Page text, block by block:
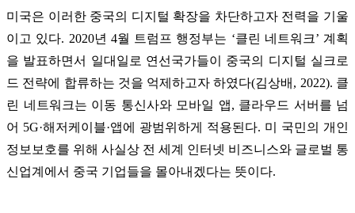
미국은 이러한 중국의 디지털 확장을 차단하고자 전력을 기울
이고 있다. 2020년 4월 트럼프 행정부는 ‘클린 네트워크’ 계획
을 발표하면서 일대일로 연선국가들이 중국의 디지털 실크로
드 전략에 합류하는 것을 억제하고자 하였다(김상배, 2022). 클
린 네트워크는 이동 통신사와 모바일 앱, 클라우드 서버를 넘
어 5G·해저케이블·앱에 광범위하게 적용된다. 미 국민의 개인
정보보호를 위해 사실상 전 세계 인터넷 비즈니스와 글로벌 통
신업계에서 중국 기업들을 몰아내겠다는 뜻이다.